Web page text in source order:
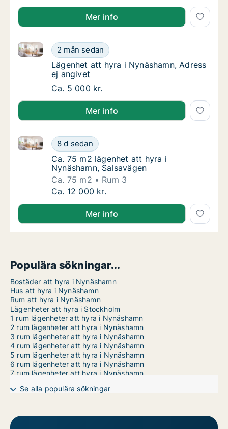
Mer info
Lägenhet att hyra i Nynäshamn, Adress ej
2 mån sedan
Lägenhet att hyra i Nynäshamn, Adress ej angivet
Lägenhet att hyra i Nynäshamn, Adress ej
Lägenhet att hyra i Nynäshamn, Adress
ej angivet
Lägenhet att hyra i Nynäshamn, Adress ej
Ca. 5 000 kr.
Mer info
Ca. 75 m2 lägenhet att hyra i Nynäshamn,
8 d sedan
Ca. 75 m2 lägenhet att hyra i Nynäshamn,
Ca. 75 m2 lägenhet att hyra i Nynäshamn,
Ca. 75 m2 lägenhet att hyra i
Nynäshamn, Salsavägen
Ca. 75 m2
Rum 3
Ca. 75 m2 lägenhet att hyra i Nynäshamn,
Ca. 12 000 kr.
Mer info
Populära sökningar...
Bostäder att hyra i Nynäshamn
Hus att hyra i Nynäshamn
Rum att hyra i Nynäshamn
Lägenheter att hyra i Stockholm
1 rum lägenheter att hyra i Nynäshamn
2 rum lägenheter att hyra i Nynäshamn
3 rum lägenheter att hyra i Nynäshamn
4 rum lägenheter att hyra i Nynäshamn
5 rum lägenheter att hyra i Nynäshamn
6 rum lägenheter att hyra i Nynäshamn
7 rum lägenheter att hyra i Nynäshamn
Se alla populära sökningar